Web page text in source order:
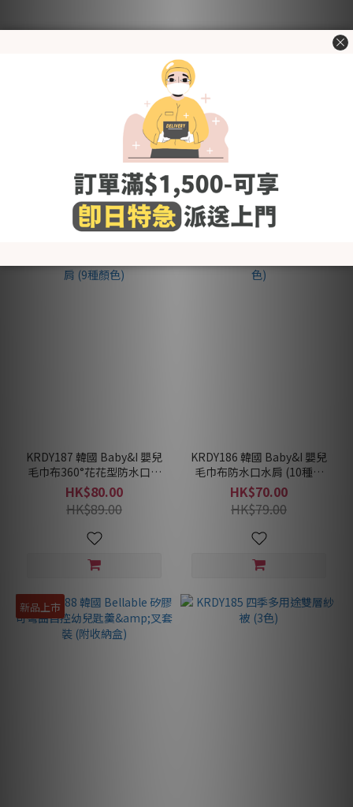
KRDY190 韓國 Baby&I 莫代
爾羅紋小熊髮帶 (4種顏色)
KRDY189 韓國 Baby&I 竹纖
維嬰幼兒毛巾圍兜 (5款圖案)
HK$105.00
HK$115.00
KRDY187 韓國 Baby&I 嬰兒
毛巾布360°花花型防水口水
肩 (9種顏色)
HK$80.00
HK$89.00
KRDY186 韓國 Baby&I 嬰兒
毛巾布防水口水肩 (10種顏
色)
HK$70.00
HK$79.00
新品上市